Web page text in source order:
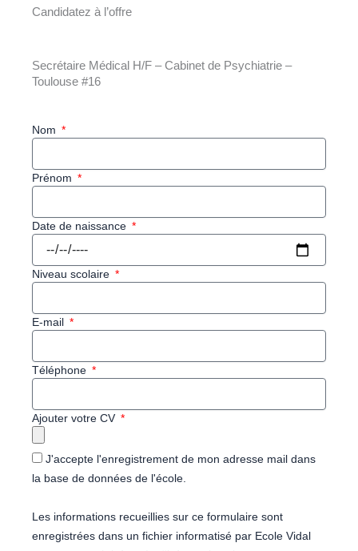
Candidatez à l’offre
Secrétaire Médical H/F – Cabinet de Psychiatrie –
Toulouse #16
Nom
Prénom
Date de naissance
Niveau scolaire
E-mail
Téléphone
Ajouter votre CV
J'accepte l'enregistrement de mon adresse mail dans
la base de données de l'école.
Les informations recueillies sur ce formulaire sont
enregistrées dans un fichier informatisé par Ecole Vidal